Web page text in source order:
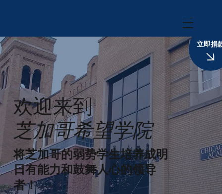
欢迎来到
芝加哥希望学院
将芝加哥的弱势学生培养成明
日有能力和鼓舞人心的领导
者！
立即捐